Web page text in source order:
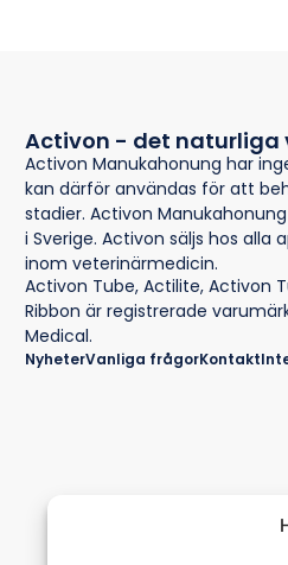
Activon - det naturliga
Activon Manukahonung har
kan därför användas för att
stadier. Activon
i Sverige. Activon säljs hos alla
inom veterinärmedicin.
Activon Tube,Actilite,Activon
Ribbon är registrerade
Medical.
NyheterVanliga frågorKontakt